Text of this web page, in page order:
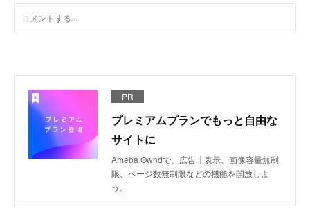
PR
プレミアムプランでもっと自由な
サイトに
Ameba Owndで、広告非表示、画像容量無制
限、ページ数無制限などの機能を開放しよ
う。